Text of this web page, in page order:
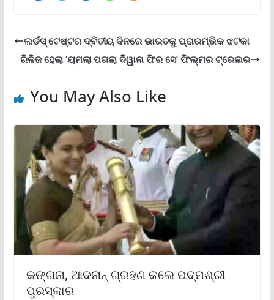
ଲର୍ଡସ୍‌ ଟେଷ୍ଟର ଦ୍ବିତୀୟ ଦିନରେ ଭାରତକୁ ପ୍ରାରମ୍ଭିକ ଝଟକା
ରିଳିଜ ହେଲା ‘ୟମଲା ପଗଲା ଦିୱାନା ଫିର ସେ’ ଫିଲ୍ମର ଟ୍ରେଲର
You May Also Like
କଙ୍ଗନା, ଆଦନାନ୍‌ ଗ୍ରହଣ କଲେ ପଦ୍ମଶ୍ରୀ
ପୁରସ୍କାର